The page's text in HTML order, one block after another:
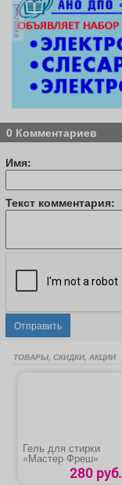
реклама
0 Комментариев
Имя:
Текст комментария:
Отправить
ТОВАРЫ, СКИДКИ, АКЦИИ
Гель для стирки
«Мастер Фреш»
280 руб.